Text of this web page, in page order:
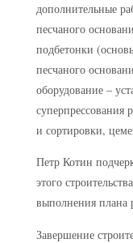
дополнительные
песчаного
подбетонки
песчаного
оборудование –
суперпрессования
и сортировки,
Петр Котин
этого
выполнения плана
Завершение